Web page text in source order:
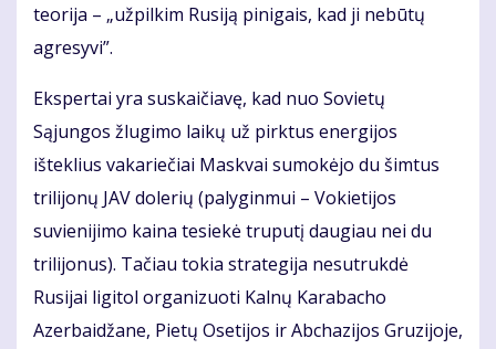
teorija – „užpilkim Rusiją pinigais, kad ji nebūtų
agresyvi”.
Ekspertai yra suskaičiavę, kad nuo Sovietų
Sąjungos žlugimo laikų už pirktus energijos
išteklius vakariečiai Maskvai sumokėjo du šimtus
trilijonų JAV dolerių (palyginmui – Vokietijos
suvienijimo kaina tesiekė truputį daugiau nei du
trilijonus). Tačiau tokia strategija nesutrukdė
Rusijai ligitol organizuoti Kalnų Karabacho
Azerbaidžane, Pietų Osetijos ir Abchazijos Gruzijoje,